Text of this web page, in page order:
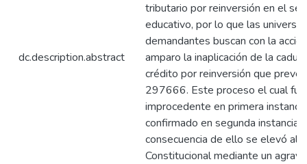
dc.description.abstract
tributario por reinversión en el
educativo, por lo que las
demandantes buscan con la
amparo la inaplicación de la
crédito por reinversión que prevé
297666. Este proceso el cual
improcedente en primera
confirmado en segunda instancia,
consecuencia de ello se elevó al
Constitucional mediante un